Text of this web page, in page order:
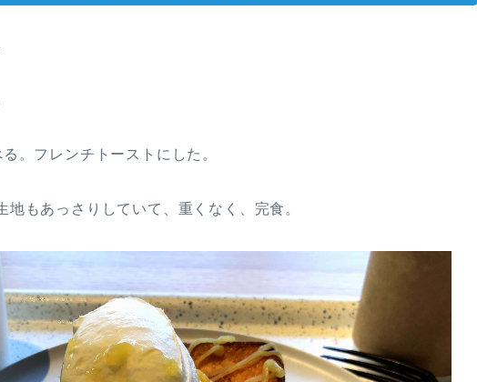
。フレンチトーストにした。
地もあっさりしていて、重くなく、完食。